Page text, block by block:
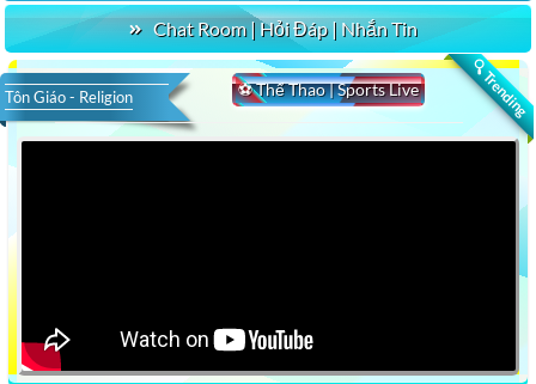
Chat Room | Hỏi Đáp | Nhắn Tin
🔍 Trending
⚽ Thể Thao | Sports Live
Tôn Giáo - Religion